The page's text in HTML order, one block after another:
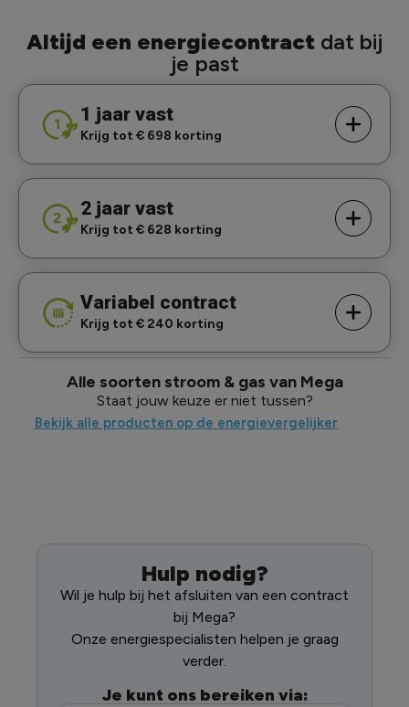
Altijd een energiecontract dat bij
je past
1 jaar vast
Krijg tot € 698 korting
2 jaar vast
Krijg tot € 628 korting
Variabel contract
Krijg tot € 240 korting
Alle soorten stroom & gas van Mega
Staat jouw keuze er niet tussen?
Bekijk alle producten op de energievergelijker
Hulp nodig?
Wil je hulp bij het afsluiten van een contract
bij Mega?
Onze energiespecialisten helpen je graag
verder.
Je kunt ons bereiken via: